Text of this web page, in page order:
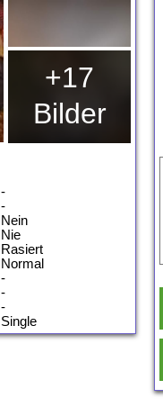
+17
Bilder
-
-
Nein
Nie
Rasiert
Normal
-
-
-
Single